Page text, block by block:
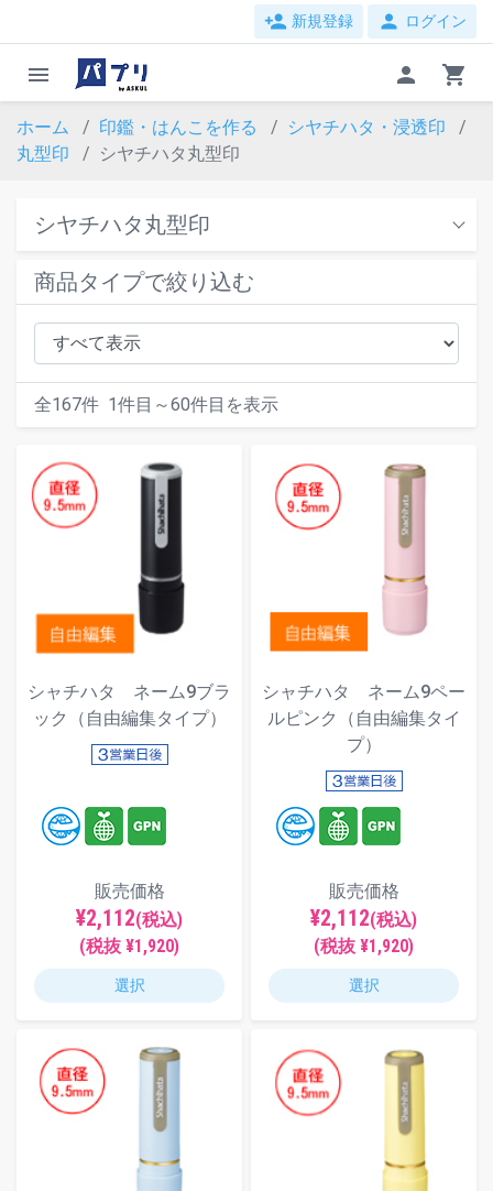
person_add 新規登録 person ログイン
menu person shopping_cart
ホーム 印鑑・はんこを作る
シヤチハタ・浸透印
丸型印
シヤチハタ丸型印
シヤチハタ丸型印
商品タイプで絞り込む
全167件 1件目～60件目を表示
シャチハタ ネーム9ブラ
ック（自由編集タイプ）
販売価格
¥2,112(税込)
(税抜 ¥1,920)
選択
シャチハタ ネーム9ペー
ルピンク（自由編集タイ
プ）
販売価格
¥2,112(税込)
(税抜 ¥1,920)
選択